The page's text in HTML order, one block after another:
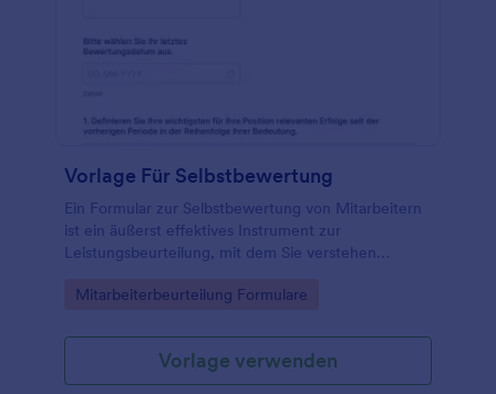
Vorlage Für Selbstbewertung
Ein Formular zur Selbstbewertung von Mitarbeitern
ist ein äußerst effektives Instrument zur
Leistungsbeurteilung, mit dem Sie verstehen
Beiträge bei der Arbeit sehen. Erstellen Sie Online-
unserer kostenlosen Vorlage zur Selbstbewertung!
Go to Category:
Mitarbeiterbeurteilung Formulare
Vorlage verwenden